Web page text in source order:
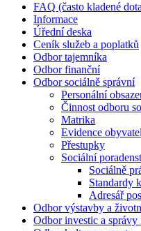
FAQ (často kladené
Informace
Úřední deska
Ceník služeb a poplatků
Odbor tajemníka
Odbor finanční
Odbor sociálně správní
Personální
Činnost odboru
Matrika
Evidence obyvatel
Přestupky
Sociální
Sociálně
Standardy
Adresář
Odbor výstavby a
Odbor investic a správy